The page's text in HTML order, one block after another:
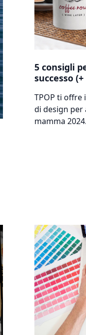
5 consigli
successo
TPOP ti offre
di design per
mamma